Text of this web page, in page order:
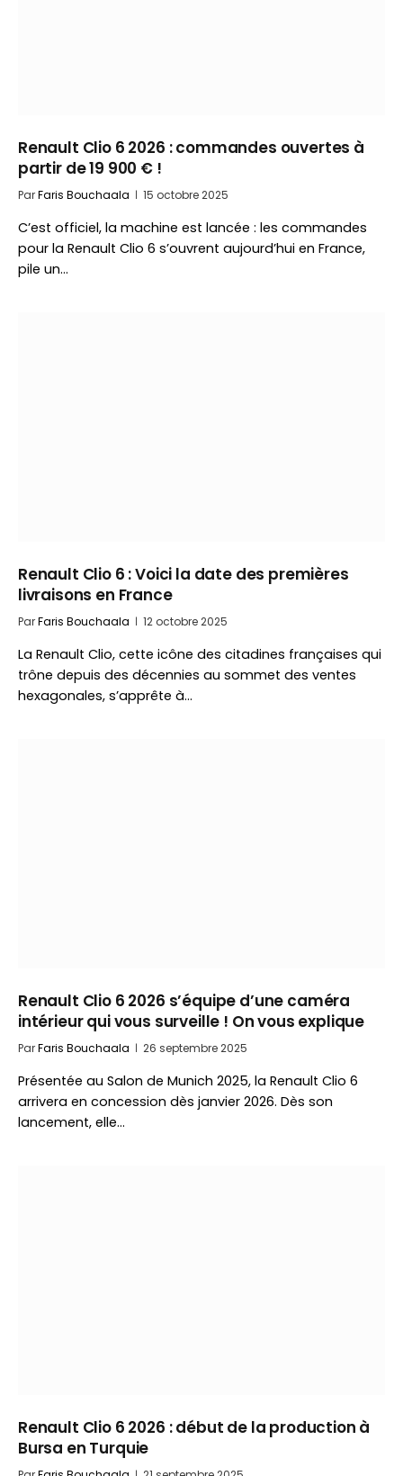
Renault Clio 6 2026 : commandes ouvertes à
partir de 19 900 € !
ParFaris Bouchaala 15 octobre 2025
C’est officiel, la machine est lancée : les commandes
pour la Renault Clio 6 s’ouvrent aujourd’hui en France,
pile un…
Renault Clio 6 : Voici la date des premières
livraisons en France
ParFaris Bouchaala 12 octobre 2025
La Renault Clio, cette icône des citadines françaises qui
trône depuis des décennies au sommet des ventes
hexagonales, s’apprête à…
Renault Clio 6 2026 s’équipe d’une caméra
intérieur qui vous surveille ! On vous explique
ParFaris Bouchaala 26 septembre 2025
Présentée au Salon de Munich 2025, la Renault Clio 6
arrivera en concession dès janvier 2026. Dès son
lancement, elle…
Renault Clio 6 2026 : début de la production à
Bursa en Turquie